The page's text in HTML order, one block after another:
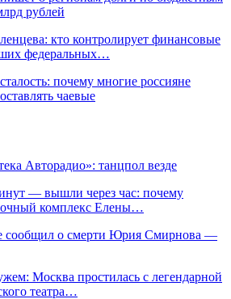
рублей
кто контролирует финансовые
федеральных…
почему многие россияне
чаевые
Авторадио»: танцпол везде
— вышли через час: почему
комплекс Елены…
сообщил о смерти Юрия Смирнова —
Москва простилась с легендарной
театра…